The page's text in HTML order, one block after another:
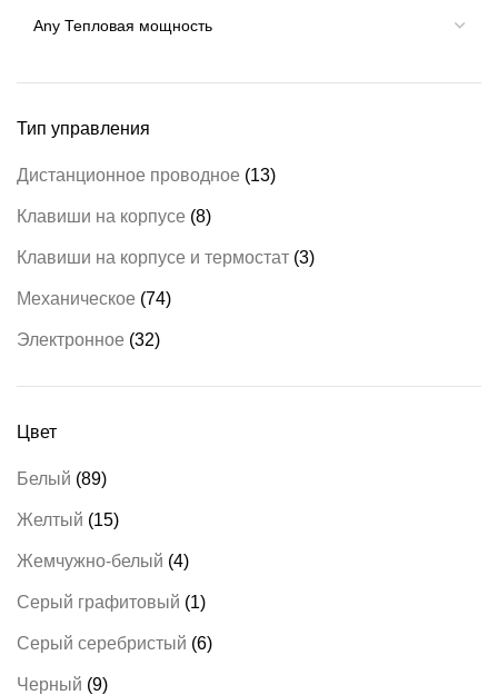
Тип управления
Дистанционное проводное (13)
Клавиши на корпусе (8)
Клавиши на корпусе и термостат (3)
Механическое (74)
Электронное (32)
Цвет
Белый (89)
Желтый (15)
Жемчужно-белый (4)
Серый графитовый (1)
Серый серебристый (6)
Черный (9)